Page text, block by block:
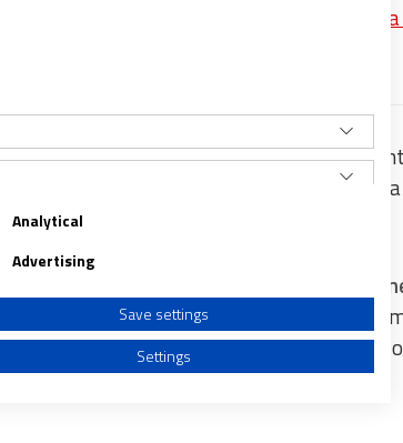
mejores noticias de Vida Nueva?
un avance de los contenidos
estado orientadas por tres preguntas
y abrir
¿qué dices del mundo?
la economía de manera solidaria, de
y de dónde estar presentes
Analytical
Advertising
Save settings
Settings